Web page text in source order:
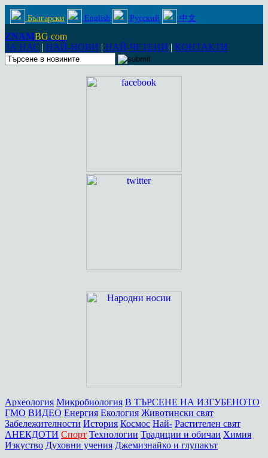
Български English Русский 中文
ZNAMBG.com
ЗА НАС | НАЙ-НОВИ | НАЙ-ЧЕТЕНИ | КОНТАКТИ
Археология Микробиология В ТЪРСЕНЕ НА ИЗГУБЕНОТО
ГМО ВИДЕО Енергия Екология Животински свят
Забележителности История Космос Най- Растителен свят
АНЕКДОТИ Спорт Технологии Традиции и обичаи Химия
Изкуство Духовни учения Джемизнайко и глупакът